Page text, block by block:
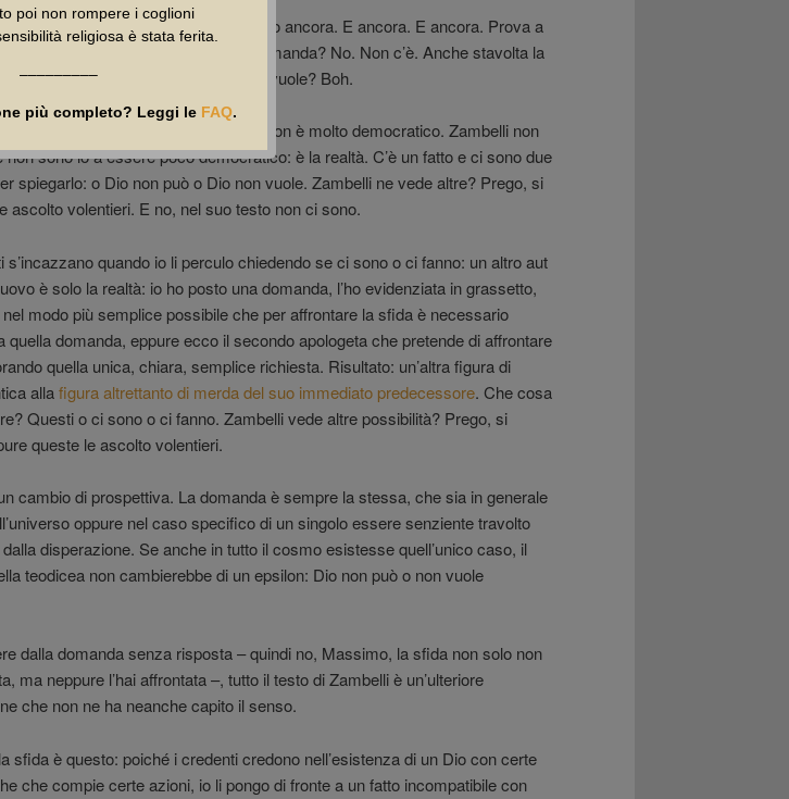
testo di Massimo Zambelli. Poi rileggilo ancora. E ancora. E ancora. Prova a
Hai trovato la risposta alla domanda? No. Non c’è. Anche stavolta la
domanda non c’è. Dio non può o non vuole? Boh.
Zambelli porre questo aut aut non è molto democratico. Zambelli non
sono io a essere poco democratico: è la realtà. C’è un fatto e ci sono due
spiegarlo: o Dio non può o Dio non vuole. Zambelli ne vede altre? Prego, si
ascolto volentieri. E no, nel suo testo non ci sono.
s’incazzano quando io li perculo chiedendo se ci sono o ci fanno: un altro aut
è solo la realtà: io ho posto una domanda, l’ho evidenziata in grassetto,
modo più semplice possibile che per affrontare la sfida è necessario
quella domanda, eppure ecco il secondo apologeta che pretende di affrontare
quella unica, chiara, semplice richiesta. Risultato: un’altra figura di
allafigura altrettanto di merda del suo immediato predecessore. Che cosa
Questi o ci sono o ci fanno. Zambelli vede altre possibilità? Prego, si
queste le ascolto volentieri.
cambio di prospettiva. La domanda è sempre la stessa, che sia in generale
oppure nel caso specifico di un singolo essere senziente travolto
disperazione. Se anche in tutto il cosmo esistesse quell’unico caso, il
teodicea non cambierebbe di un epsilon: Dio non può o non vuole
dalla domanda senza risposta – quindi no, Massimo, la sfida non solo non
ma neppure l’hai affrontata –, tutto il testo di Zambelli è un’ulteriore
che non ne ha neanche capito il senso.
sfida è questo: poiché i credenti credono nell’esistenza di un Dio con certe
che compie certe azioni, io li pongo di fronte a un fatto incompatibile con
poi non rompere i coglioni
religiosa è stata ferita.
–––––––––
più completo? Leggi le FAQ.